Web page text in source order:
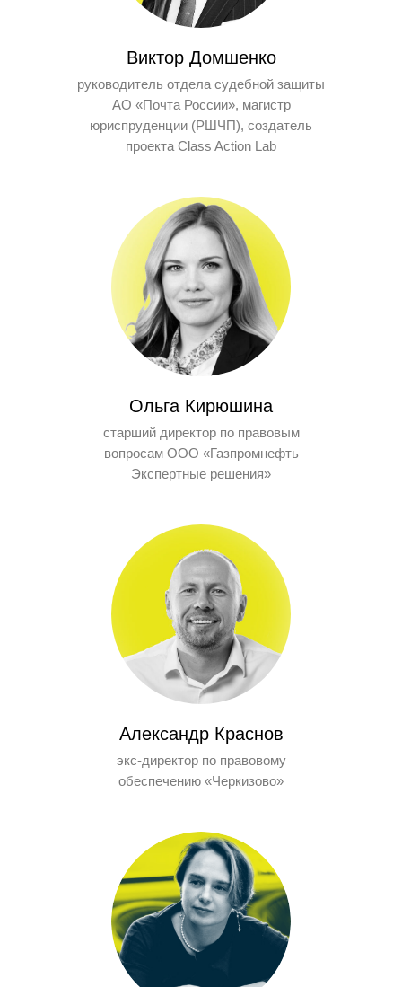
Виктор Домшенко
руководитель отдела судебной защиты
АО «Почта России», магистр
юриспруденции (РШЧП), создатель
проекта Class Action Lab
Ольга Кирюшина
старший директор по правовым
вопросам ООО «Газпромнефть
Экспертные решения»
Александр Краснов
экс-директор по правовому
обеспечению «Черкизово»